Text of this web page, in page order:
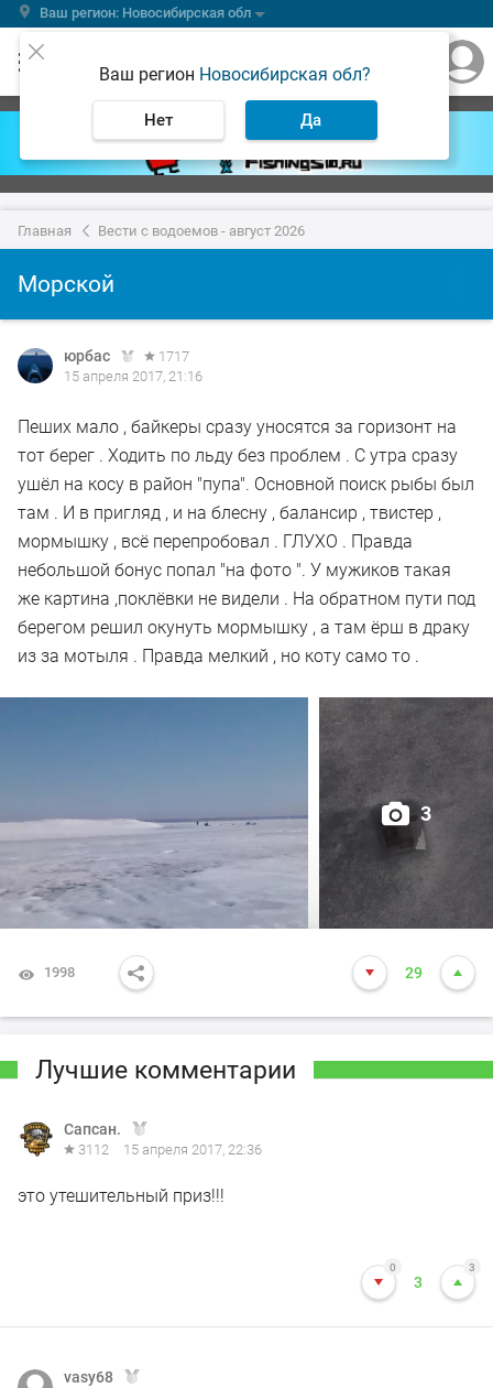
Ваш регион: Новосибирская обл
Ваш регион Новосибирская обл?
Нет Да
Главная Вести с водоемов - август 2026
Морской
юрбас
1717
15 апреля 2017, 21:16
Пеших мало , байкеры сразу уносятся за горизонт на
тот берег . Ходить по льду без проблем . С утра сразу
ушёл на косу в район "пупа". Основной поиск рыбы был
там . И в пригляд , и на блесну , балансир , твистер ,
мормышку , всё перепробовал . ГЛУХО . Правда
небольшой бонус попал "на фото ". У мужиков такая
же картина ,поклёвки не видели . На обратном пути под
берегом решил окунуть мормышку , а там ёрш в драку
из за мотыля . Правда мелкий , но коту само то .
3
1998 29
Лучшие комментарии
Сапсан.
3112 15 апреля 2017, 22:36
это утешительный приз!!!
0
3
3
vasy68